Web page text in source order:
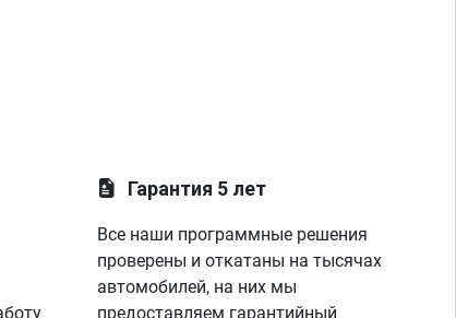
Гарантия 5 лет
Все наши программные решения
проверены и откатаны на тысячах
автомобилей, на них мы
предоставляем гарантийный